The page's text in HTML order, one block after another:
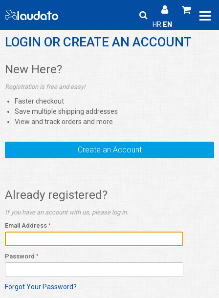
HR EN
LOGIN OR CREATE AN ACCOUNT
New Here?
Registration is free and easy!
Faster checkout
Save multiple shipping addresses
View and track orders and more
Create an Account
Already registered?
If you have an account with us, please log in.
Email Address
Password
Forgot Your Password?